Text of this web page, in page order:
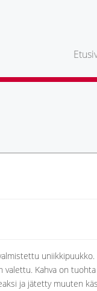
Kahva on
ja jätetty muuten